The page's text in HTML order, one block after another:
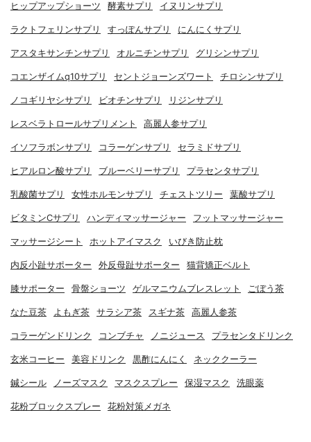
ヒップアップショーツ 酵素サプリ イヌリンサプリ
ラクトフェリンサプリ すっぽんサプリ にんにくサプリ
アスタキサンチンサプリ オルニチンサプリ グリシンサプリ
コエンザイムq10サプリ セントジョーンズワート チロシンサプリ
ノコギリヤシサプリ ビオチンサプリ リジンサプリ
レスベラトロールサプリメント 高麗人参サプリ
イソフラボンサプリ コラーゲンサプリ セラミドサプリ
ヒアルロン酸サプリ ブルーベリーサプリ プラセンタサプリ
乳酸菌サプリ 女性ホルモンサプリ チェストツリー 葉酸サプリ
ビタミンCサプリ ハンディマッサージャー フットマッサージャー
マッサージシート ホットアイマスク いびき防止枕
内反小趾サポーター 外反母趾サポーター 猫背矯正ベルト
膝サポーター 骨盤ショーツ ゲルマニウムブレスレット ごぼう茶
なた豆茶 よもぎ茶 サラシア茶 スギナ茶 高麗人参茶
コラーゲンドリンク コンブチャ ノニジュース プラセンタドリンク
玄米コーヒー 美容ドリンク 黒酢にんにく ネッククーラー
鍼シール ノーズマスク マスクスプレー 保湿マスク 洗眼薬
花粉ブロックスプレー 花粉対策メガネ